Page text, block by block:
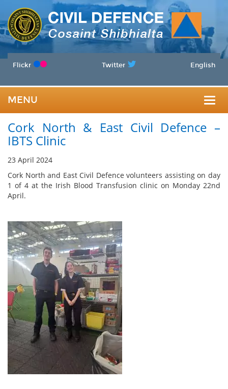
Flickr Twitter English
MENU
Cork North & East Civil Defence –
IBTS Clinic
23 April 2024
Cork North and East Civil Defence volunteers assisting on day
1 of 4 at the Irish Blood Transfusion clinic on Monday 22nd
April.